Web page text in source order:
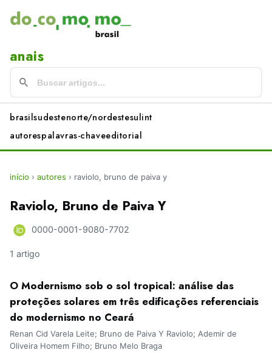
anais
brasilsudestenorte/nordestesulint
autorespalavras-chaveeditorial
início › autores › raviolo, bruno de paiva y
Raviolo, Bruno de Paiva Y
0000-0001-9080-7702
1 artigo
O Modernismo sob o sol tropical: análise das
proteções solares em três edificações referenciais
do modernismo no Ceará
Renan Cid Varela Leite; Bruno de Paiva Y Raviolo; Ademir de
Oliveira Homem Filho; Bruno Melo Braga